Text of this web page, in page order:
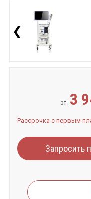
❮
от 3
Рассрочка с первым
Запросить